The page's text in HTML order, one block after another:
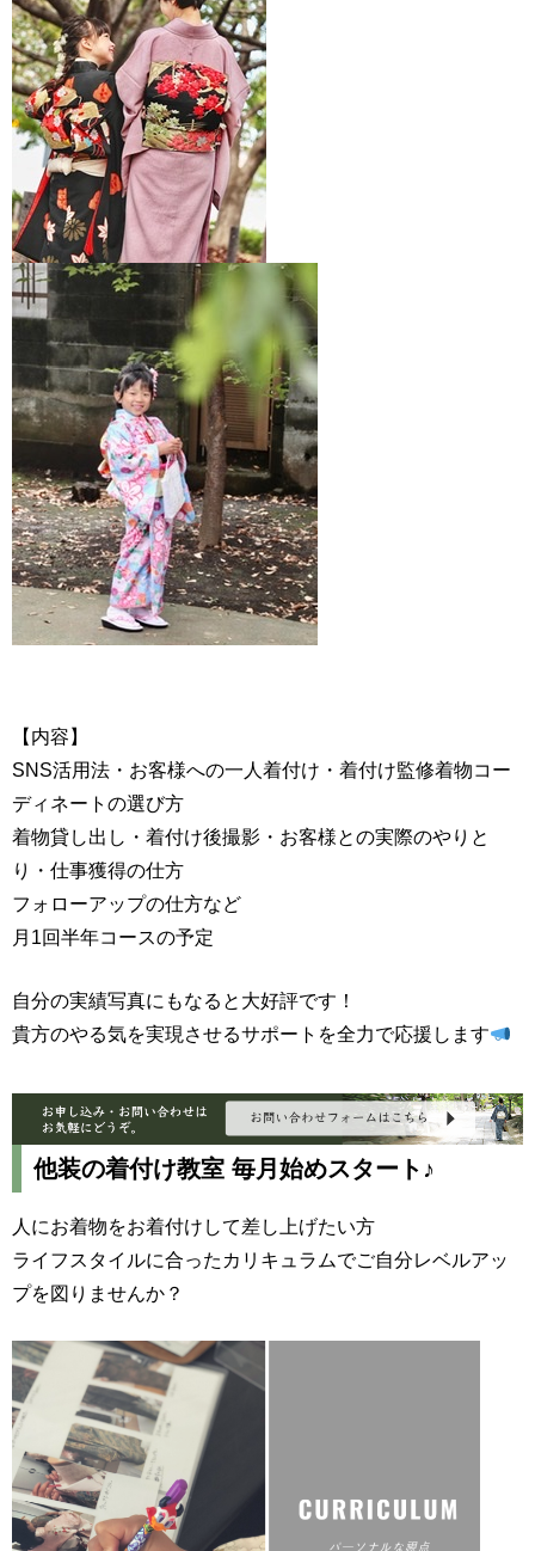
【内容】
SNS活用法・お客様への一人着付け・着付け監修着物コー
ディネートの選び方
着物貸し出し・着付け後撮影・お客様との実際のやりと
り・仕事獲得の仕方
フォローアップの仕方など
月1回半年コースの予定
自分の実績写真にもなると大好評です！
貴方のやる気を実現させるサポートを全力で応援します
他装の着付け教室 毎月始めスタート♪
人にお着物をお着付けして差し上げたい方
ライフスタイルに合ったカリキュラムでご自分レベルアッ
プを図りませんか？